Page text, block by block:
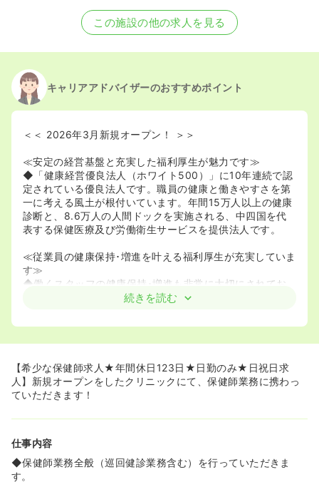
この施設の他の求人を見る
キャリアアドバイザーのおすすめポイント
＜＜ 2026年3月新規オープン！ ＞＞
≪安定の経営基盤と充実した福利厚生が魅力です≫
◆「健康経営優良法人（ホワイト500）」に10年連続で認
定されている優良法人です。職員の健康と働きやすさを第
一に考える風土が根付いています。年間15万人以上の健康
診断と、8.6万人の人間ドックを実施される、中四国を代
表する保健医療及び労働衛生サービスを提供法人です。
≪従業員の健康保持･増進を叶える福利厚生が充実していま
す≫
◆働くスタッフの健康保持･増進も非常に大切にされてお
り、魅力的な福利厚生がたくさんございます。
がん検診を自己負担金なしで受診できるように費用補助が
がん含む）も福利厚生から受診が可能です。
◆ロングライフサポート制度：三大疾病保険制度として、
がん、急性心筋梗塞、脳卒中の三大疾病になった際の見舞
した時、1日につき3,000 円給付される無配当団体医療保
◆医療費補助制度：職員本人の体調不良時の受診などにか
かる医療費を全額補助して頂くことが可能です。
続きを読む
【希少な保健師求人★年間休日123日★日勤のみ★日祝日求
人】新規オープンをしたクリニックにて、保健師業務に携わっ
ていただきます！
仕事内容
◆保健師業務全般（巡回健診業務含む）を行っていただきま
す。